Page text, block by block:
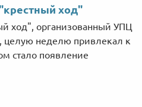
ход"
ход", организованный УПЦ
целую неделю привлекал к
стало появление